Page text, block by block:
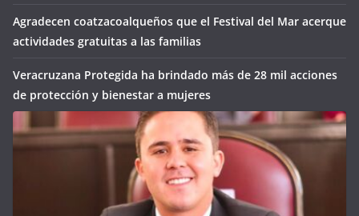
Agradecen coatzacoalqueños que el Festival del Mar acerque
actividades gratuitas a las familias
Veracruzana Protegida ha brindado más de 28 mil acciones
de protección y bienestar a mujeres